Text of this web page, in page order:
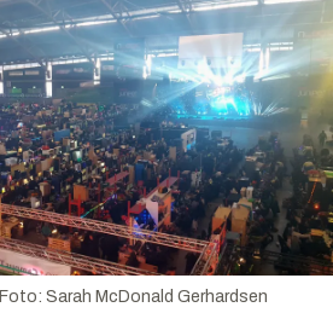
Foto: Sarah McDonald Gerhardsen